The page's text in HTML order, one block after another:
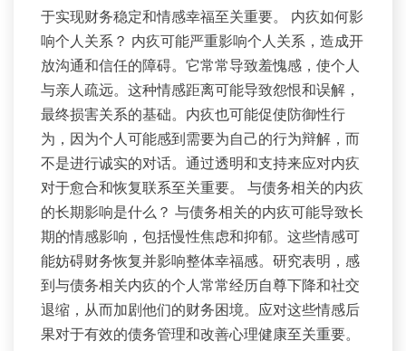
于实现财务稳定和情感幸福至关重要。 内疚如何影
响个人关系？ 内疚可能严重影响个人关系，造成开
放沟通和信任的障碍。它常常导致羞愧感，使个人
与亲人疏远。这种情感距离可能导致怨恨和误解，
最终损害关系的基础。内疚也可能促使防御性行
为，因为个人可能感到需要为自己的行为辩解，而
不是进行诚实的对话。通过透明和支持来应对内疚
对于愈合和恢复联系至关重要。 与债务相关的内疚
的长期影响是什么？ 与债务相关的内疚可能导致长
期的情感影响，包括慢性焦虑和抑郁。这些情感可
能妨碍财务恢复并影响整体幸福感。研究表明，感
到与债务相关内疚的个人常常经历自尊下降和社交
退缩，从而加剧他们的财务困境。应对这些情感后
果对于有效的债务管理和改善心理健康至关重要。